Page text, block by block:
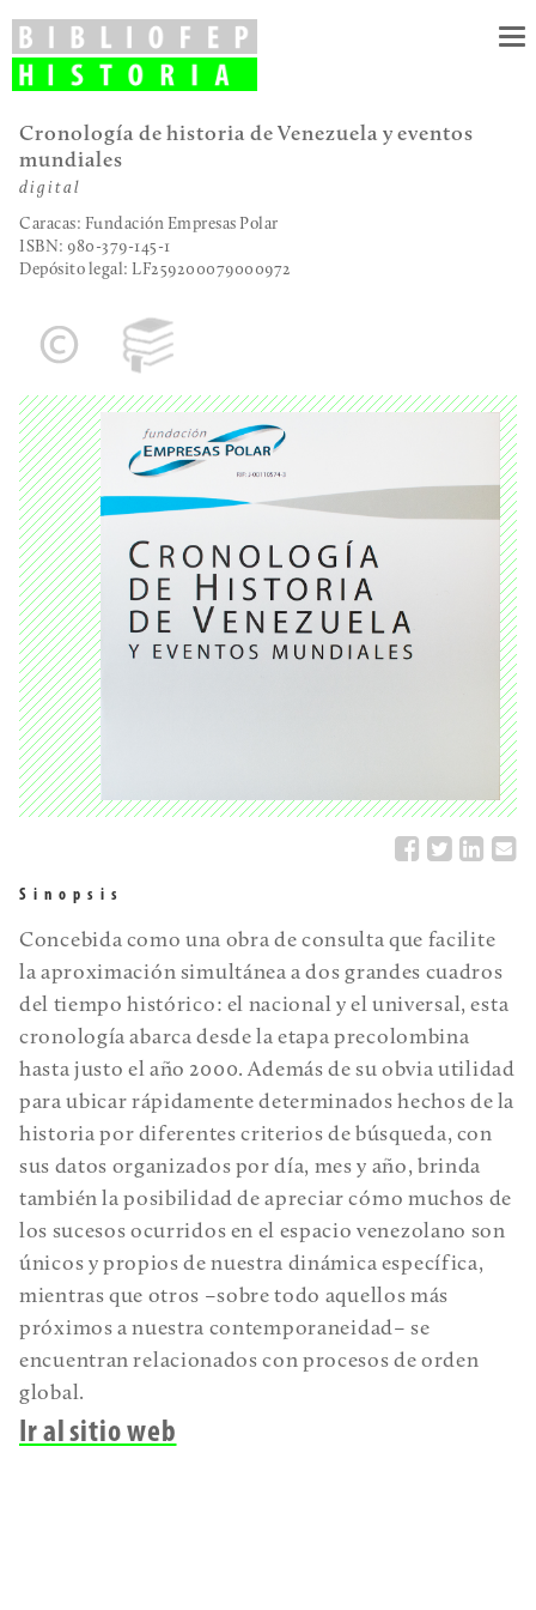
Cronología de historia de Venezuela y eventos
mundiales
digital
Caracas: Fundación Empresas Polar
ISBN: 980-379-145-1
Depósito legal: LF259200079000972
Sinopsis
Concebida como una obra de consulta que facilite
la aproximación simultánea a dos grandes cuadros
del tiempo histórico: el nacional y el universal, esta
cronología abarca desde la etapa precolombina
hasta justo el año 2000. Además de su obvia utilidad
para ubicar rápidamente determinados hechos de la
historia por diferentes criterios de búsqueda, con
sus datos organizados por día, mes y año, brinda
también la posibilidad de apreciar cómo muchos de
los sucesos ocurridos en el espacio venezolano son
únicos y propios de nuestra dinámica específica,
mientras que otros –sobre todo aquellos más
próximos a nuestra contemporaneidad– se
encuentran relacionados con procesos de orden
global.
Ir al sitio web